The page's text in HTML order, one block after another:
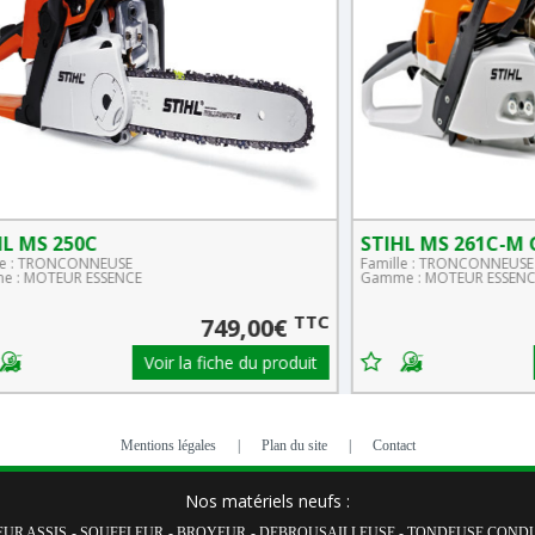
979,00€
STIHL MS 261C-M GUIDE 45CM
Famille : TRONCONNEUSE
Gamme : MOTEUR ESSENCE
Voir la fiche du produit
Famille :
Gamme
Mentions légales Plan du site Contact
Nos matériels neufs :